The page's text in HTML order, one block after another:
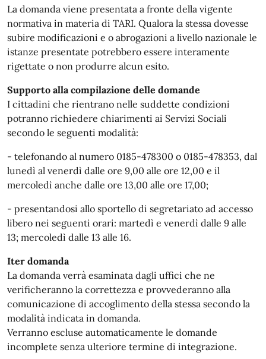
La domanda viene presentata a fronte della vigente
normativa in materia di TARI. Qualora la stessa dovesse
subire modificazioni e o abrogazioni a livello nazionale le
istanze presentate potrebbero essere interamente
rigettate o non produrre alcun esito.
Supporto alla compilazione delle domande
I cittadini che rientrano nelle suddette condizioni
potranno richiedere chiarimenti ai Servizi Sociali
secondo le seguenti modalità:
- telefonando al numero 0185-478300 o 0185-478353, dal
lunedì al venerdì dalle ore 9,00 alle ore 12,00 e il
mercoledì anche dalle ore 13,00 alle ore 17,00;
- presentandosi allo sportello di segretariato ad accesso
libero nei seguenti orari: martedì e venerdì dalle 9 alle
13; mercoledì dalle 13 alle 16.
Iter domanda
La domanda verrà esaminata dagli uffici che ne
verificheranno la correttezza e provvederanno alla
comunicazione di accoglimento della stessa secondo la
modalità indicata in domanda.
Verranno escluse automaticamente le domande
incomplete senza ulteriore termine di integrazione.